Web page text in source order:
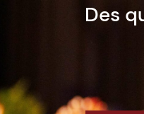
Des